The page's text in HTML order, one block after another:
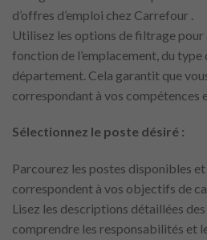
d’offres d’emploi chez Carrefour .
Utilisez les options de filtrage
fonction de l’emplacement, du type
département. Cela garantit que
correspondant à vos compétences
Sélectionnez le poste désiré :
Parcourez les postes disponibles
correspondent à vos objectifs de
Lisez les descriptions détaillées
comprendre les responsabilités et